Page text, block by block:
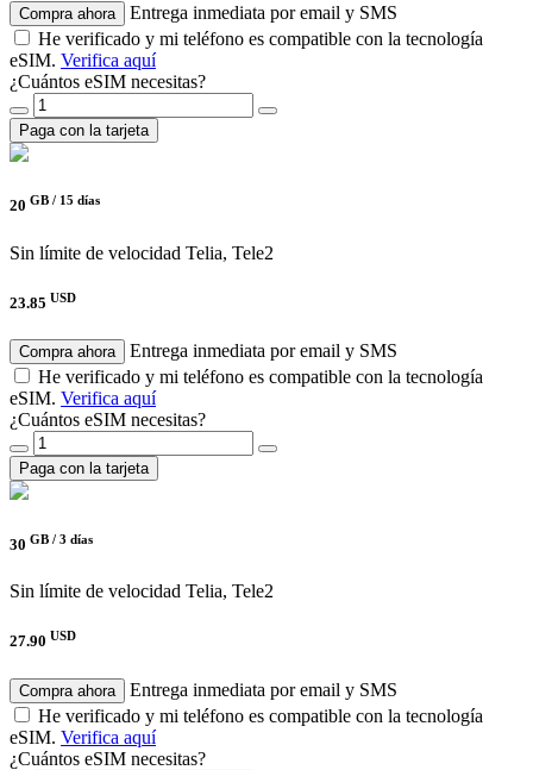
Compra ahora
Entrega inmediata por email y SMS
He verificado y mi teléfono es compatible con la tecnología
eSIM. Verifica aquí
¿Cuántos eSIM necesitas?
Paga con la tarjeta
20 GB / 15 días
Sin límite de velocidad Telia, Tele2
23.85 USD
Compra ahora
Entrega inmediata por email y SMS
He verificado y mi teléfono es compatible con la tecnología
eSIM. Verifica aquí
¿Cuántos eSIM necesitas?
Paga con la tarjeta
30 GB / 3 días
Sin límite de velocidad Telia, Tele2
27.90 USD
Compra ahora
Entrega inmediata por email y SMS
He verificado y mi teléfono es compatible con la tecnología
eSIM. Verifica aquí
¿Cuántos eSIM necesitas?